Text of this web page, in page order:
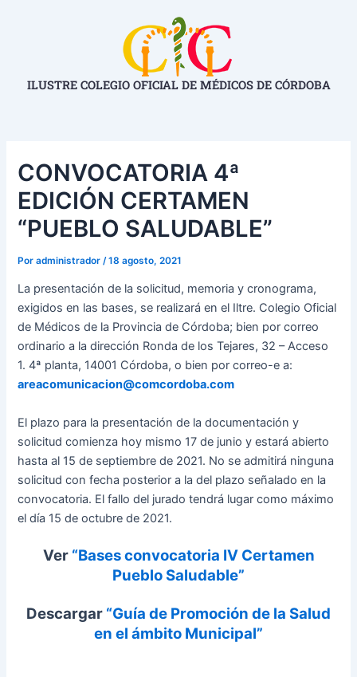
ILUSTRE COLEGIO OFICIAL DE MÉDICOS DE CÓRDOBA
CONVOCATORIA 4ª
EDICIÓN CERTAMEN
“PUEBLO SALUDABLE”
Poradministrador /18 agosto, 2021
La presentación de la solicitud, memoria y cronograma,
exigidos en las bases, se realizará en el Iltre. Colegio Oficial
de Médicos de la Provincia de Córdoba; bien por correo
ordinario a la dirección Ronda de los Tejares, 32 – Acceso
1. 4ª planta, 14001 Córdoba, o bien por correo-e a:
areacomunicacion@comcordoba.com
El plazo para la presentación de la documentación y
solicitud comienza hoy mismo 17 de junio y estará abierto
hasta al 15 de septiembre de 2021. No se admitirá ninguna
solicitud con fecha posterior a la del plazo señalado en la
convocatoria. El fallo del jurado tendrá lugar como máximo
el día 15 de octubre de 2021.
Ver “Bases convocatoria IV Certamen
Pueblo Saludable”
Descargar “Guía de Promoción de la Salud
en el ámbito Municipal”